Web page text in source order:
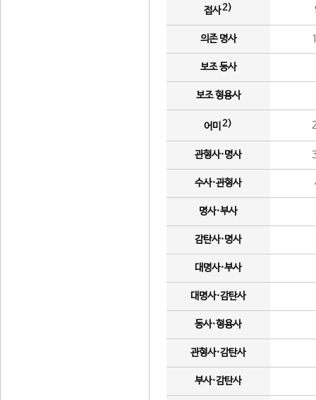
접사2)
의존 명사
보조 동사
보조 형용사
어미 2)
관형사·명사
수사·관형사
명사·부사
감탄사·명사
대명사·부사
대명사·감탄사
동사·형용사
관형사·감탄사
부사·감탄사